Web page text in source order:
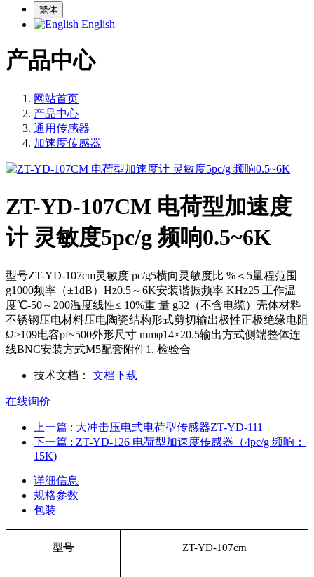
繁体
English
产品中心
网站首页
产品中心
通用传感器
加速度传感器
ZT-YD-107CM 电荷型加速度
计 灵敏度5pc/g 频响0.5~6K
型号ZT-YD-107cm灵敏度 pc/g5横向灵敏度比 %＜5量程范围
g1000频率（±1dB）Hz0.5～6K安装谐振频率 KHz25 工作温
度℃-50～200温度线性≤ 10%重 量 g32（不含电缆）壳体材料
不锈钢压电材料压电陶瓷结构形式剪切输出极性正极绝缘电阻
Ω>109电容pf~500外形尺寸 mmφ14×20.5输出方式侧端整体连
线BNC安装方式M5配套附件1. 检验合
技术文档： 文档下载
在线询价
上一篇 : 大冲击压电式电荷型传感器ZT-YD-111
下一篇 : ZT-YD-126 电荷型加速度传感器（4pc/g 频响：
15K)
详细信息
规格参数
包装
型号 ZT-YD-107cm